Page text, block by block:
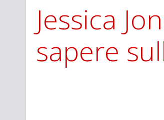
STAR TREK: STRANGE NEW WORLDS
Jessica
sapere